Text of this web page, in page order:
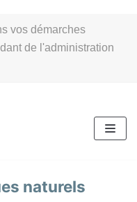
vos démarches
de l'administration
naturels